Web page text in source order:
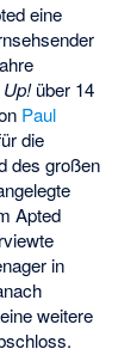
eine
über 14
Paul
die
des großen
Apted
in
weitere